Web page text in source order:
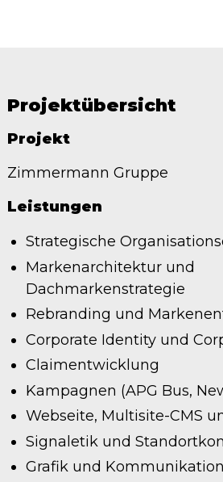
Projektübersicht
Projekt
Zimmermann Gruppe
Leistungen
Strategische
Markenarchitektur und
Dachmarkenstrategie
Rebranding und
Corporate Identity und
Claimentwicklung
Kampagnen (APG Bus,
Webseite, Multisite-CMS
Signaletik und
Grafik und